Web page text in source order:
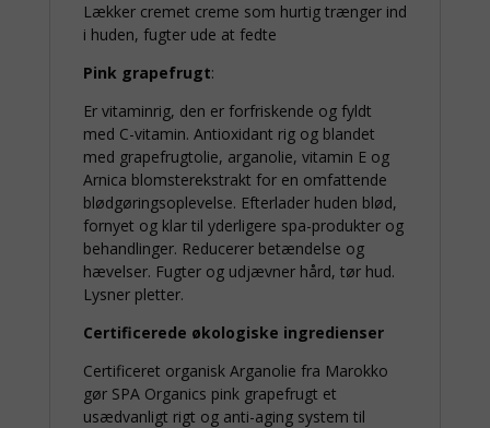
Lækker cremet creme som hurtig trænger ind
i huden, fugter ude at fedte
Pink grapefrugt:
Er vitaminrig, den er forfriskende og fyldt
med C-vitamin. Antioxidant rig og blandet
med grapefrugtolie, arganolie, vitamin E og
Arnica blomsterekstrakt for en omfattende
blødgøringsoplevelse. Efterlader huden blød,
fornyet og klar til yderligere spa-produkter og
behandlinger. Reducerer betændelse og
hævelser. Fugter og udjævner hård, tør hud.
Lysner pletter.
Certificerede økologiske ingredienser
Certificeret organisk Arganolie fra Marokko
gør SPA Organics pink grapefrugt et
usædvanligt rigt og anti-aging system til